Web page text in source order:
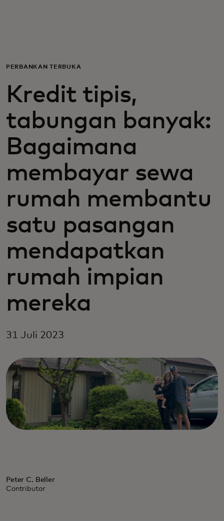
Untuk dunia
Untuk inovator
Berita dan tren
PERBANKAN TERBUKA
Kredit tipis,
tabungan banyak:
Bagaimana
membayar sewa
rumah membantu
satu pasangan
mendapatkan
rumah impian
mereka
31 Juli 2023
Peter C. Beller
Contributor